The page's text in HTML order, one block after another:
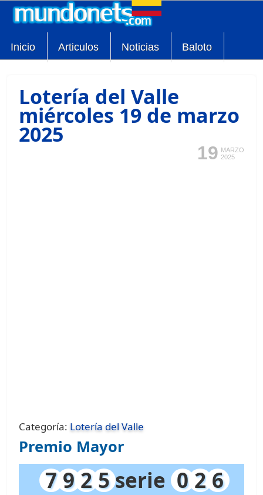
Inicio Articulos Noticias Baloto
Lotería del Valle
miércoles 19 de marzo
2025
19 MARZO
2025
Categoría: Lotería del Valle
Premio Mayor
7 9 2 5serie 0 2 6